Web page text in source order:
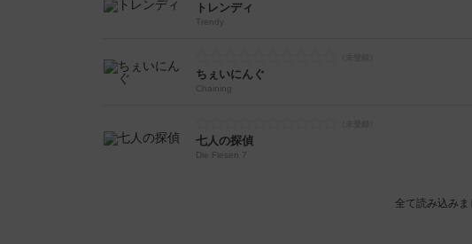
トレンディ
Trendy
ちぇいにんぐ
Chaining
七人の探偵
Die Fiesen 7